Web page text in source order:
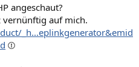
angeschaut?
vernünftig auf mich.
_h...eplinkgenerator&emid